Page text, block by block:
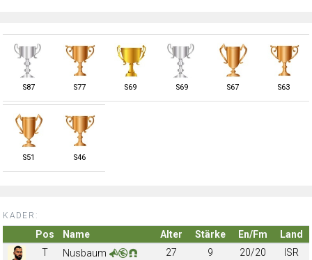
S87 S77 S69 S69 S67 S63
S51 S46
KADER:
Pos Name Alter Stärke En/Fm
Land
T
Nusbaum 27 9 20/20
ISR